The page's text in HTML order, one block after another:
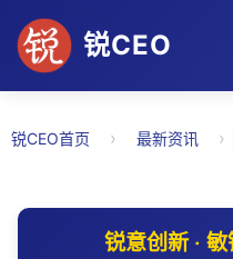
锐CEO
锐CEO首页 › 最新资讯 ›
锐意创新 ·